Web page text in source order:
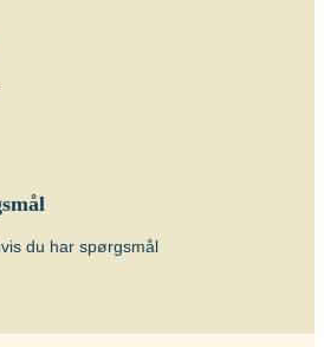
fra fødslen (BCG).
og effekten hos voksne er
primært overvejes, hvis
du har spørgsmål